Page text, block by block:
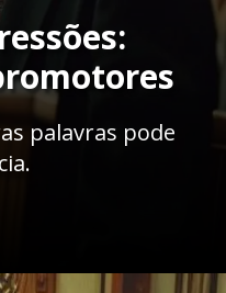
palavras pode